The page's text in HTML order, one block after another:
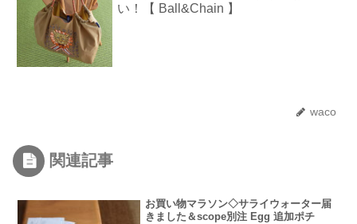
い！【 Ball&Chain 】
waco
関連記事
お買い物マラソン◇サライウォーター届
きました＆scope別注 Egg 追加ポチ